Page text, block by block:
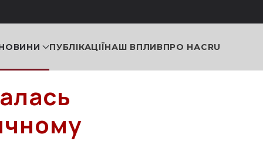
ПУБЛІКАЦІЇНАШ ВПЛИВПРО НАСRU